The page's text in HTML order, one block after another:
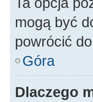
mogą być
powrócić
Góra
Dlaczego